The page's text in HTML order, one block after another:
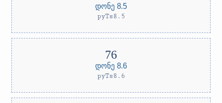
დონე 8.5
pyTs8.5
დონე 8.6
pyTs8.6